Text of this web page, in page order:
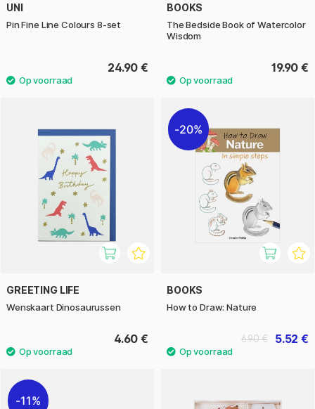
UNI
Pin Fine Line Colours 8-set
24.90 €
BOOKS
The Bedside Book of Watercolor
Wisdom
19.90 €
GREETING LIFE
Wenskaart Dinosaurussen
4.60 €
20%
BOOKS
How to Draw: Nature
5.52 €
6.90 €
11%